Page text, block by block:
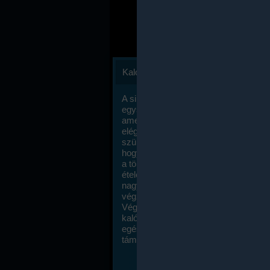
Kalóriaszámlálás
A sikeres fogyás titka valójában igen
egyszerű: égess több energiát, mint
amennyit beviszel. Természetesen
elég nagy fegyelemre és akaraterőre
szükség, de meglepődve fogod
hogy a kalóriaszámolás mennyire
a többi diétához képest. Itt nincsenek
ételek és a megengedett kalóriabevitelt
nagymértékben növelheted ha
végzel.
Végül, de nem utolsó sorban, a
kalóriaszámolás módszerét a legtöbb
egészségügyi szakorvos ajánlja és
támogatja.